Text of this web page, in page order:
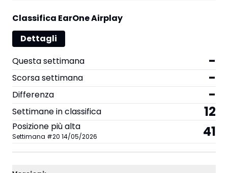
Classifica EarOne Airplay
Dettagli
Questa settimana
-
Scorsa settimana -
Differenza -
Settimane in classifica 12
Posizione più alta
Settimana #20 14/05/2026 41